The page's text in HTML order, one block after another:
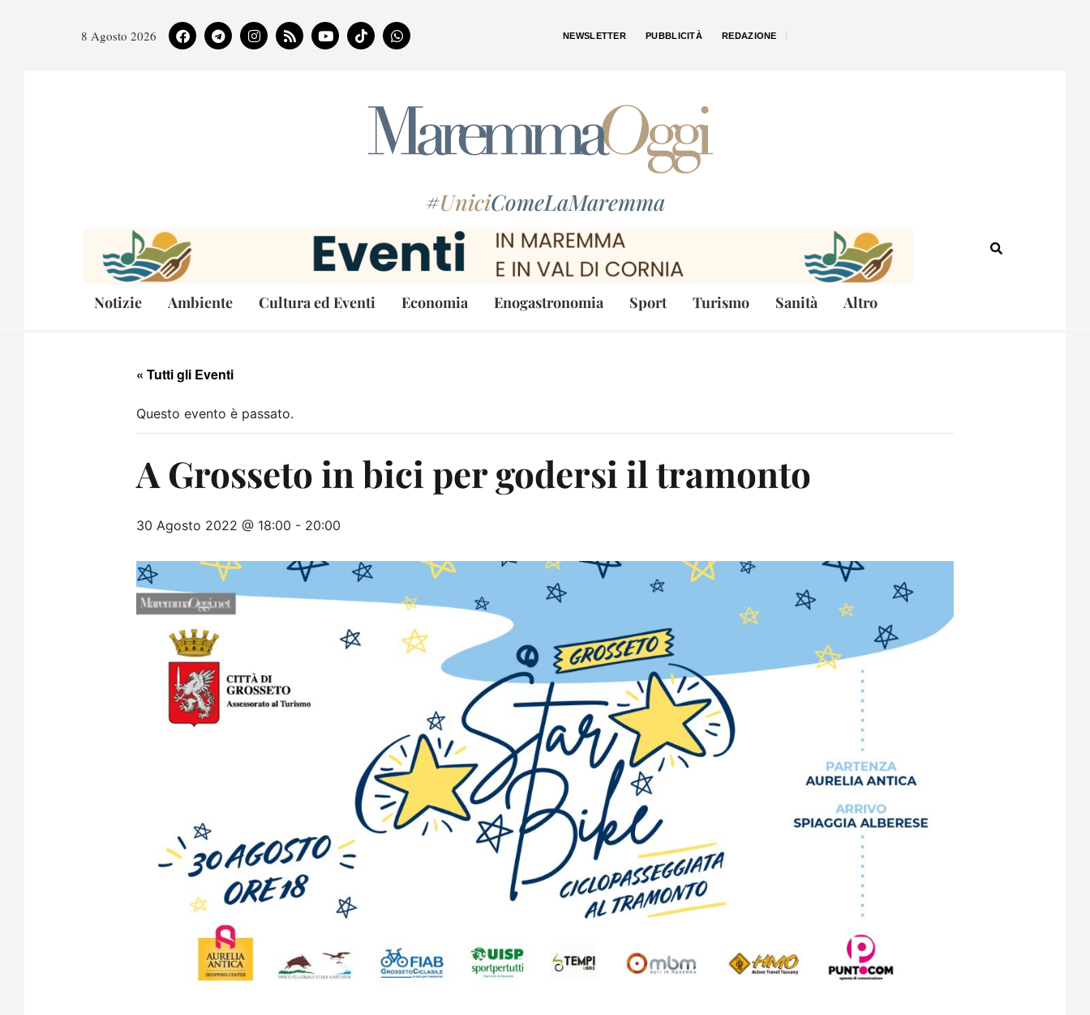
8 Agosto 2026 NEWSLETTER PUBBLICITÀ REDAZIONE
#UniciComeLaMaremma
Notizie Ambiente Cultura ed Eventi Economia Enogastronomia Sport Turismo Sanità Altro
« Tutti gli Eventi
Questo evento è passato.
A Grosseto in bici per godersi il tramonto
30 Agosto 2022 @ 18:00 - 20:00